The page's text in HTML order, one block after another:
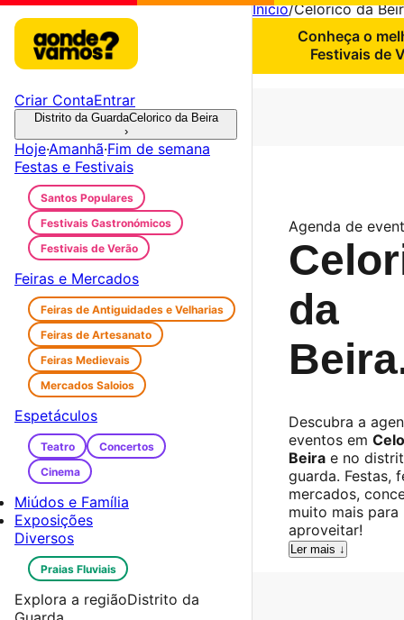
Início/Celorico da
Conheça o
Festivais de
Agenda de
da
Beira
Descubra a
eventos em
Beira e no
guarda. Festas,
mercados,
muito mais para
aproveitar!
Ler mais ↓
Criar ContaEntrar
Distrito da GuardaCelorico da Beira
›
Hoje·Amanhã·Fim de semana
Festas e Festivais
Santos Populares
Festivais Gastronómicos
Festivais de Verão
Feiras e Mercados
Feiras de Antiguidades e Velharias
Feiras de Artesanato
Feiras Medievais
Mercados Saloios
Espetáculos
Teatro
Concertos
Cinema
Miúdos e Família
Exposições
Diversos
Praias Fluviais
Explora a regiãoDistrito da